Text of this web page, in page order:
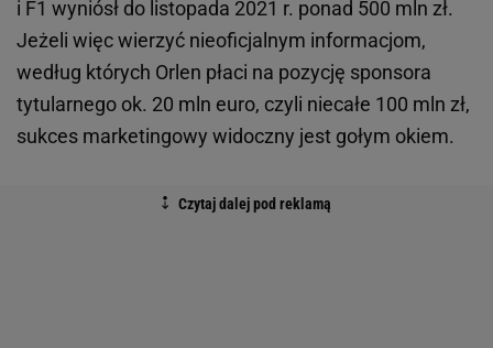
i F1 wyniósł do listopada 2021 r. ponad 500 mln zł.
Jeżeli więc wierzyć nieoficjalnym informacjom,
według których Orlen płaci na pozycję sponsora
tytularnego ok. 20 mln euro, czyli niecałe 100 mln zł,
sukces marketingowy widoczny jest gołym okiem.